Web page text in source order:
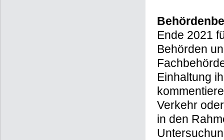
Ende 2021
Behörden
Einhaltung
Verkehr
in den